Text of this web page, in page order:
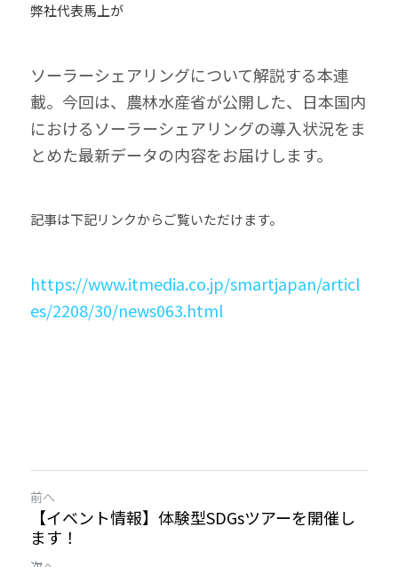
弊社代表馬上が
ソーラーシェアリングについて解説する本連
載。今回は、農林水産省が公開した、日本国内
におけるソーラーシェアリングの導入状況をま
とめた最新データの内容をお届けします。
記事は下記リンクからご覧いただけます。
https://www.itmedia.co.jp/smartjapan/articl
es/2208/30/news063.html
前へ
【イベント情報】体験型SDGsツアーを開催し
ます！